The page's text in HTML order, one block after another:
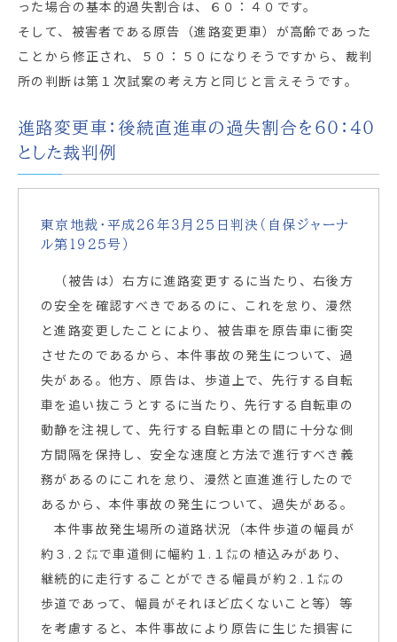
った場合の基本的過失割合は、６０：４０です。
そして、被害者である原告（進路変更車）が高齢であった
ことから修正され、５０：５０になりそうですから、裁判
所の判断は第１次試案の考え方と同じと言えそうです。
進路変更車：後続直進車の過失割合を６０：４０
とした裁判例
東京地裁・平成２６年３月２５日判決（自保ジャーナ
ル第１９２５号）
（被告は）右方に進路変更するに当たり、右後方
の安全を確認すべきであるのに、これを怠り、漫然
と進路変更したことにより、被告車を原告車に衝突
させたのであるから、本件事故の発生について、過
失がある。他方、原告は、歩道上で、先行する自転
車を追い抜こうとするに当たり、先行する自転車の
動静を注視して、先行する自転車との間に十分な側
方間隔を保持し、安全な速度と方法で進行すべき義
務があるのにこれを怠り、漫然と直進進行したので
あるから、本件事故の発生について、過失がある。
本件事故発生場所の道路状況（本件歩道の幅員が
約３.２㍍で車道側に幅約１.１㍍の植込みがあり、
継続的に走行することができる幅員が約２.１㍍の
歩道であって、幅員がそれほど広くないこと等）等
を考慮すると、本件事故により原告に生じた損害に